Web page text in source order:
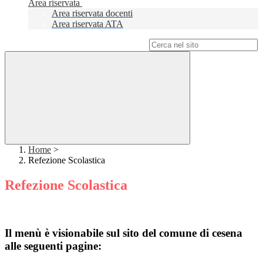
Area riservata
Area riservata docenti
Area riservata ATA
Home >
Refezione Scolastica
Refezione Scolastica
Il menù è visionabile sul sito del comune di cesena
alle seguenti pagine: